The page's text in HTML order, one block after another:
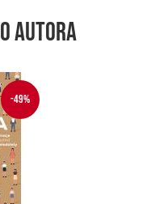
autora
-49%